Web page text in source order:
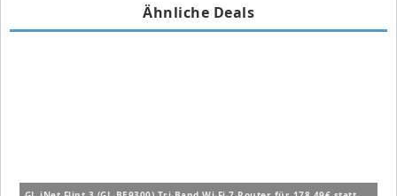
Ähnliche Deals